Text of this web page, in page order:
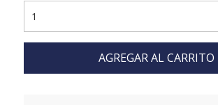
AGREGAR AL CARRITO